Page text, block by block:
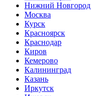
Нижний Новгород
Москва
Курск
Красноярск
Краснодар
Киров
Кемерово
Калининград
Казань
Иркутск